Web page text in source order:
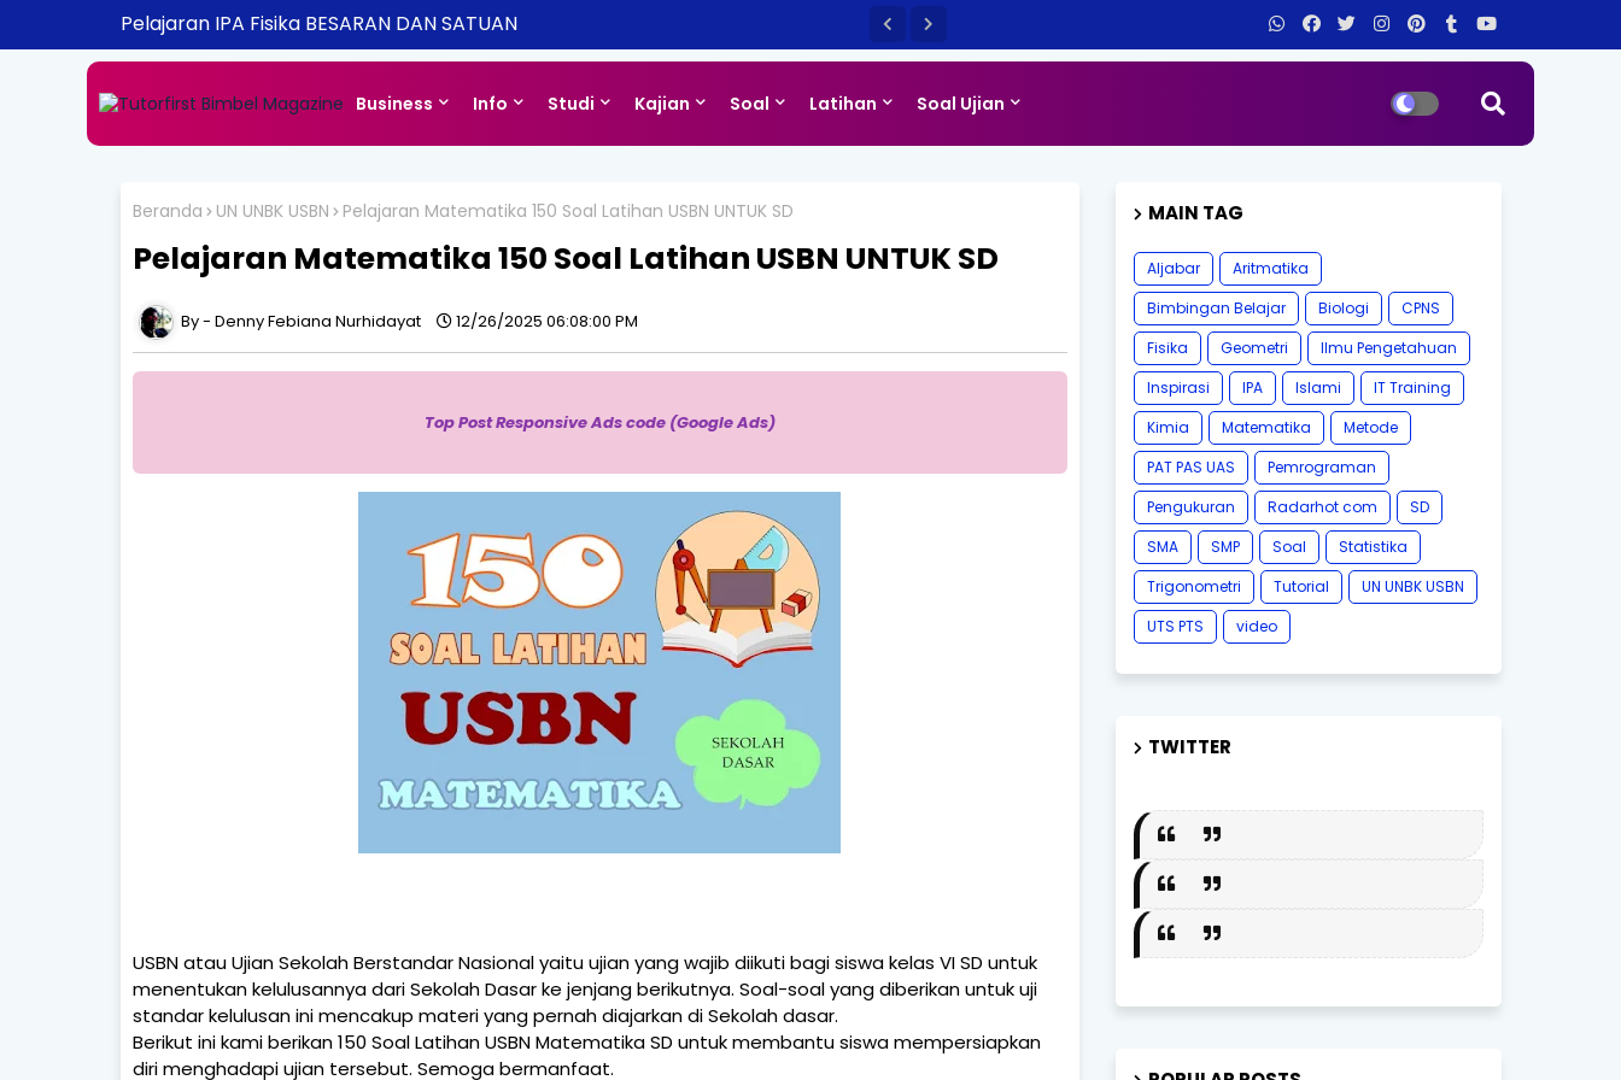
Pelajaran IPA Fisika BESARAN DAN SATUAN
Business Info Studi Kajian Soal Latihan Soal Ujian
Beranda UN UNBK USBN Pelajaran Matematika 150 Soal Latihan USBN UNTUK SD
Pelajaran Matematika 150 Soal Latihan USBN UNTUK SD
Denny Febiana Nurhidayat 12/26/2025 06:08:00 PM
Top Post Responsive Ads code (Google Ads)
USBN atau Ujian Sekolah Berstandar Nasional yaitu ujian yang wajib diikuti bagi siswa kelas VI SD untuk
menentukan kelulusannya dari Sekolah Dasar ke jenjang berikutnya. Soal-soal yang diberikan untuk uji
standar kelulusan ini mencakup materi yang pernah diajarkan di Sekolah dasar.
Berikut ini kami berikan 150 Soal Latihan USBN Matematika SD untuk membantu siswa mempersiapkan
diri menghadapi ujian tersebut. Semoga bermanfaat.
MAIN TAG
Aljabar
Aritmatika
Bimbingan Belajar
Biologi
CPNS
Fisika
Geometri
Ilmu Pengetahuan
Inspirasi
IPA Islami
IT Training
Kimia
Matematika
Metode
PAT PAS UAS
Pemrograman
Pengukuran
Radarhot com
SD
SMA
SMP Soal
Statistika
Trigonometri
Tutorial
UN UNBK USBN
UTS PTS
video
TWITTER